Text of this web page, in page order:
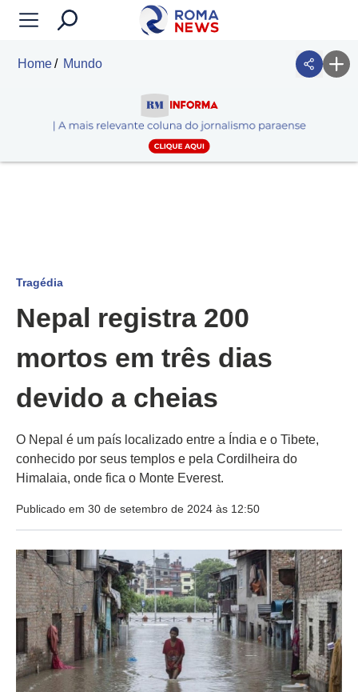
Home Mundo
Tragédia
Nepal registra 200
mortos em três dias
devido a cheias
O Nepal é um país localizado entre a Índia e o Tibete,
conhecido por seus templos e pela Cordilheira do
Himalaia, onde fica o Monte Everest.
Publicado em 30 de setembro de 2024 às 12:50